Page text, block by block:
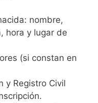
nombre,
hora y lugar de
(si constan en
y Registro Civil